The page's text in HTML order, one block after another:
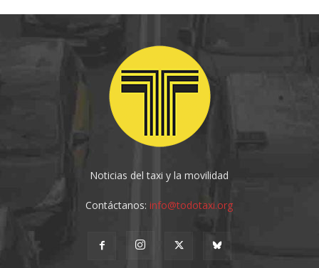
Noticias del taxi y la movilidad
Contáctanos:info@todotaxi.org